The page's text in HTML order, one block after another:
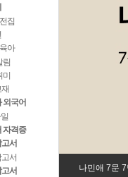
전집
육아
림
미
외국어
자격증
서
서
서
나민애 7문